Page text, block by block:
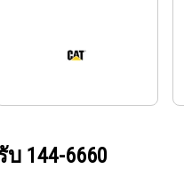
บ 144-6660